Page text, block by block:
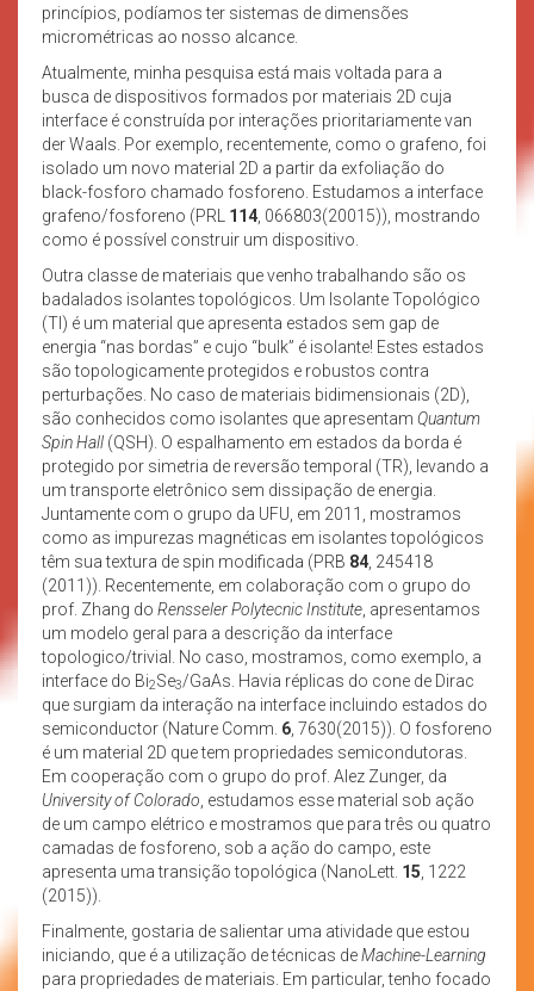
princípios, podíamos ter sistemas de dimensões
micrométricas ao nosso alcance.
Atualmente, minha pesquisa está mais voltada para a
busca de dispositivos formados por materiais 2D cuja
interface é construída por interações prioritariamente van
der Waals. Por exemplo, recentemente, como o grafeno, foi
isolado um novo material 2D a partir da exfoliação do
black-fosforo chamado fosforeno. Estudamos a interface
grafeno/fosforeno (PRL 114 , 066803(20015)), mostrando
como é possível construir um dispositivo.
Outra classe de materiais que venho trabalhando são os
badalados isolantes topológicos. Um Isolante Topológico
(TI) é um material que apresenta estados sem gap de
energia “nas bordas” e cujo “bulk” é isolante! Estes estados
são topologicamente protegidos e robustos contra
perturbações. No caso de materiais bidimensionais (2D),
são conhecidos como isolantes que apresentam Quantum
Spin Hall (QSH). O espalhamento em estados da borda é
protegido por simetria de reversão temporal (TR), levando a
um transporte eletrônico sem dissipação de energia.
Juntamente com o grupo da UFU, em 2011, mostramos
como as impurezas magnéticas em isolantes topológicos
têm sua textura de spin modificada (PRB 84 , 245418
(2011)). Recentemente, em colaboração com o grupo do
prof. Zhang do Rensseler Polytecnic Institute , apresentamos
um modelo geral para a descrição da interface
topologico/trivial. No caso, mostramos, como exemplo, a
interface do Bi2Se3/GaAs. Havia réplicas do cone de Dirac
que surgiam da interação na interface incluindo estados do
semiconductor (Nature Comm. 6 , 7630(2015)). O fosforeno
é um material 2D que tem propriedades semicondutoras.
Em cooperação com o grupo do prof. Alez Zunger, da
University of Colorado , estudamos esse material sob ação
de um campo elétrico e mostramos que para três ou quatro
camadas de fosforeno, sob a ação do campo, este
apresenta uma transição topológica (NanoLett. 15 , 1222
(2015)).
Finalmente, gostaria de salientar uma atividade que estou
iniciando, que é a utilização de técnicas deMachine-Learning
para propriedades de materiais. Em particular, tenho focado